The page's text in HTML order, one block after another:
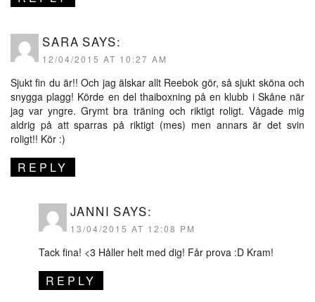
SARA SAYS:
12/04/2015 AT 10:27 AM
Sjukt fin du är!! Och jag älskar allt Reebok gör, så sjukt sköna och
snygga plagg! Körde en del thaiboxning på en klubb i Skåne när
jag var yngre. Grymt bra träning och riktigt roligt. Vågade mig
aldrig på att sparras på riktigt (mes) men annars är det svin
roligt!! Kör :)
REPLY
JANNI SAYS:
13/04/2015 AT 12:08 PM
Tack fina! <3 Håller helt med dig! Får prova :D Kram!
REPLY